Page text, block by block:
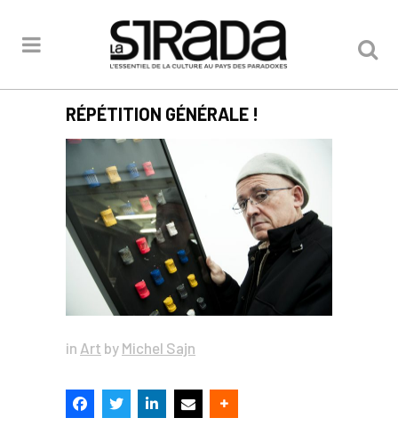
RÉPÉTITION GÉNÉRALE !
in Art by Michel Sajn